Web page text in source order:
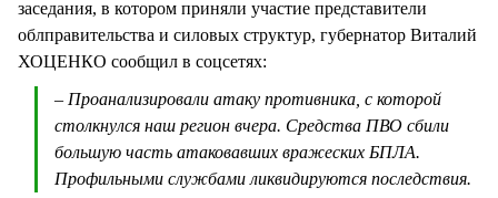
заседания, в котором приняли участие представители
облправительства и силовых структур, губернатор Виталий
ХОЦЕНКО сообщил в соцсетях:
– Проанализировали атаку противника, с которой
столкнулся наш регион вчера. Средства ПВО сбили
большую часть атаковавших вражеских БПЛА.
Профильными службами ликвидируются последствия.